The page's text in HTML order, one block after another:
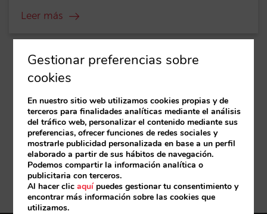
Leer más
Suscríbete a nuestro blog
Suscríbete
Gestionar preferencias sobre
cookies
En nuestro sitio web utilizamos cookies propias y de
terceros para finalidades analíticas mediante el análisis
del tráfico web, personalizar el contenido mediante sus
preferencias, ofrecer funciones de redes sociales y
mostrarle publicidad personalizada en base a un perfil
elaborado a partir de sus hábitos de navegación.
Podemos compartir la información analítica o
publicitaria con terceros.
Al hacer clicaquípuedes gestionar tu consentimiento y
encontrar más información sobre las cookies que
utilizamos.